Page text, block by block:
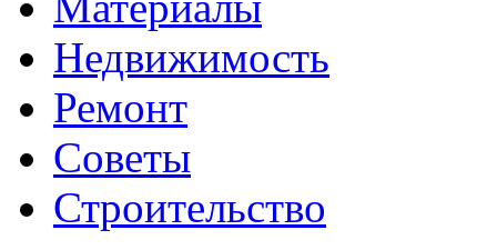
Недвижимость
Ремонт
Советы
Строительство